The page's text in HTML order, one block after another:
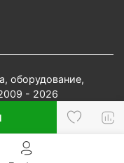
оборудование,
- 2026